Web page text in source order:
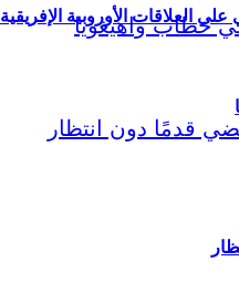
العلاقات الأوروبية الإفريقية